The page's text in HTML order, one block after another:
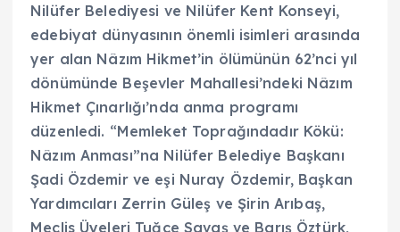
Nilüfer Belediyesi ve Nilüfer Kent Konseyi,
edebiyat dünyasının önemli isimleri arasında
yer alan Nâzım Hikmet’in ölümünün 62’nci yıl
dönümünde Beşevler Mahallesi’ndeki Nâzım
Hikmet Çınarlığı’nda anma programı
düzenledi. “Memleket Toprağındadır Kökü:
Nâzım Anması”na Nilüfer Belediye Başkanı
Şadi Özdemir ve eşi Nuray Özdemir, Başkan
Yardımcıları Zerrin Güleş ve Şirin Arıbaş,
Meclis Üyeleri Tuğçe Savaş ve Barış Öztürk,